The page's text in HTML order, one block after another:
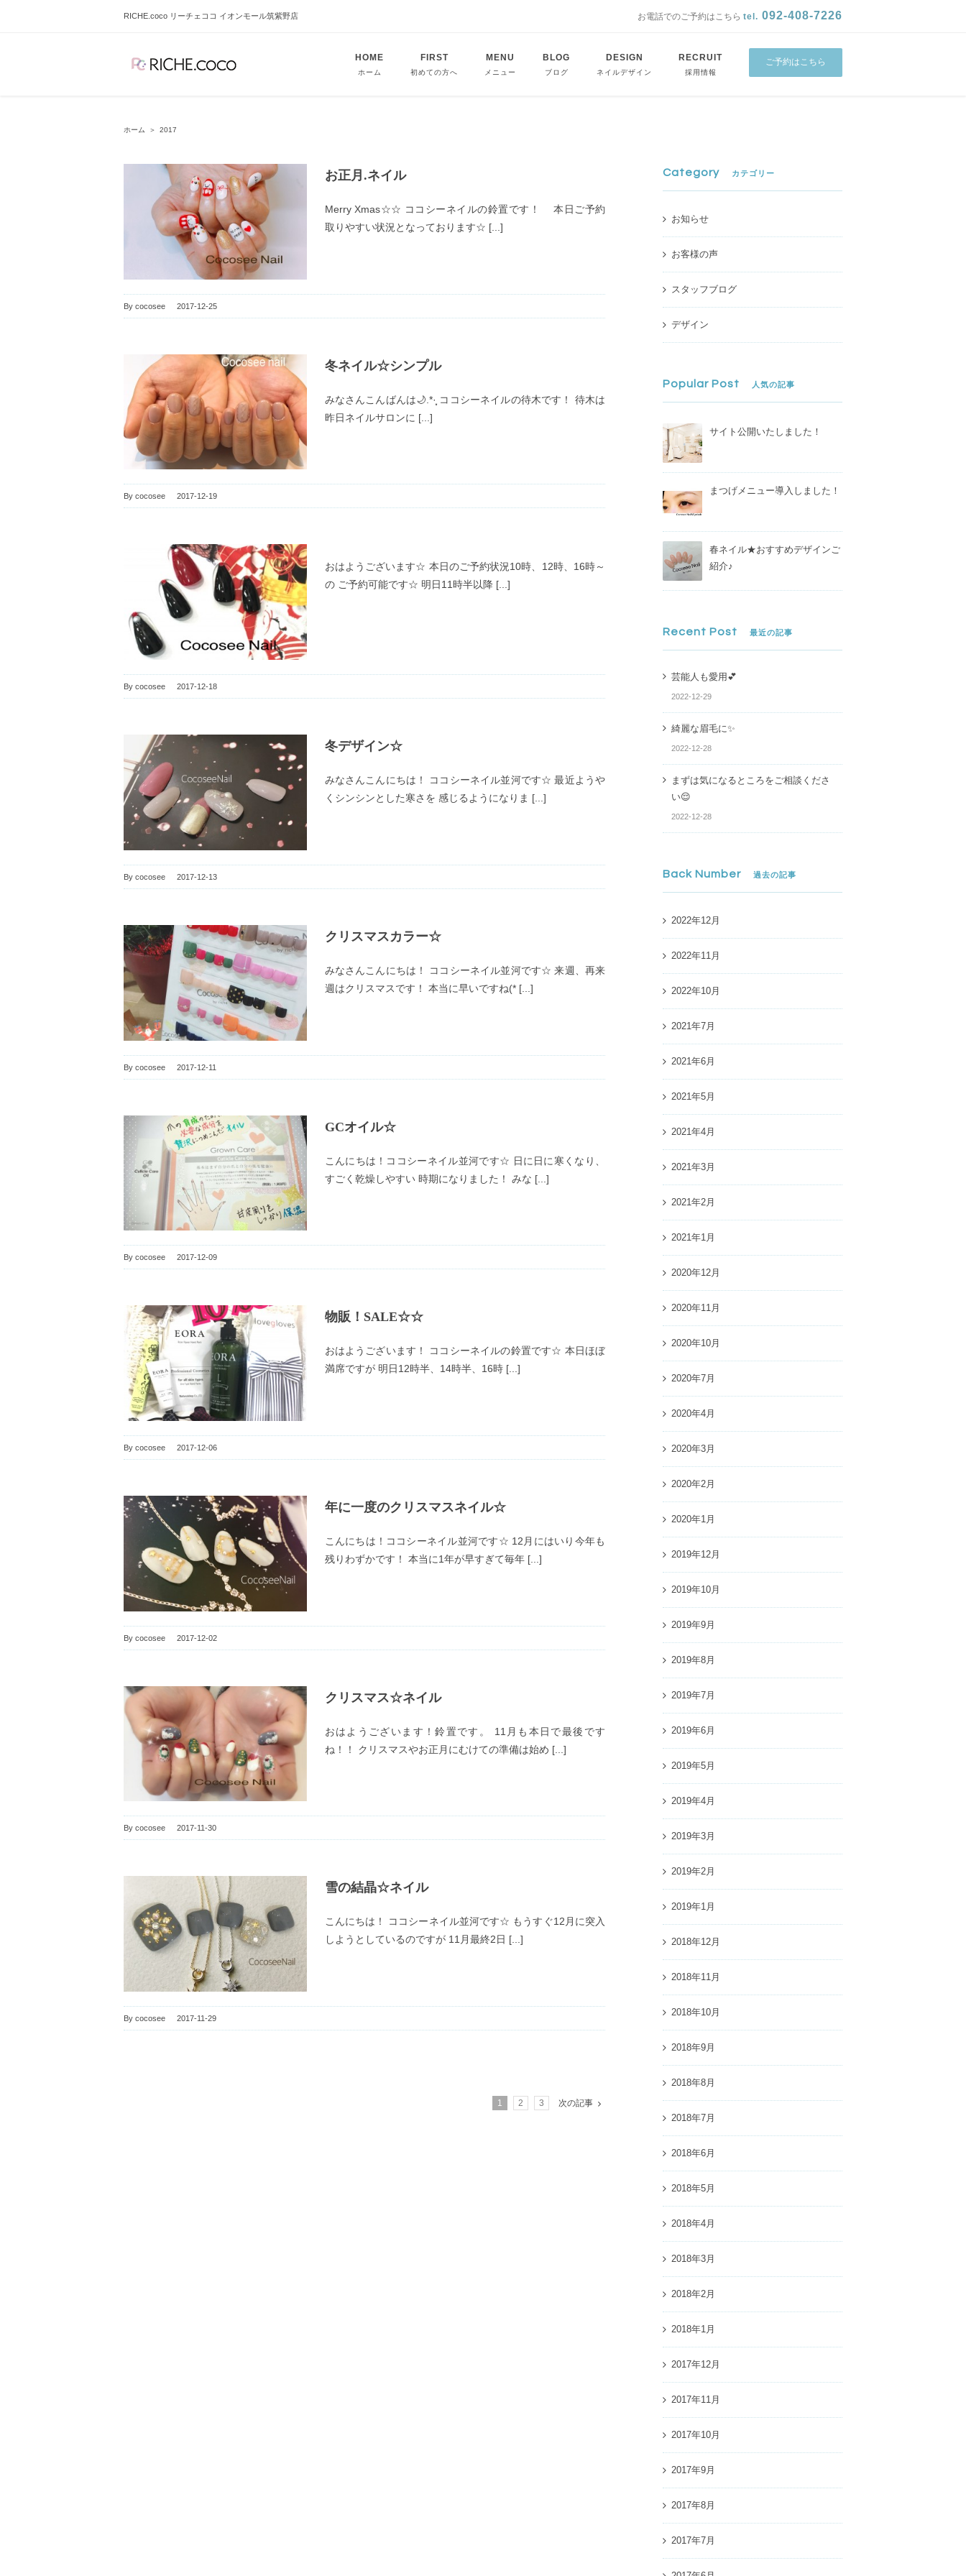
RICHE.coco リーチェココ イオンモール筑紫野店 お電話でのご予約はこちら tel. 092-408-7226
HOME
ホーム
FIRST
初めての方へ
MENU
メニュー
BLOG
ブログ
DESIGN
ネイルデザイン
RECRUIT
採用情報
CONTACT
ご予約はこちら
ホーム ＞ 2017
お正月.ネイル
Merry Xmas☆☆ ココシーネイルの鈴置です！ 本日ご予約
取りやすい状況となっております☆ [...]
By cocosee 2017-12-25
冬ネイル☆シンプル
みなさんこんばんは🌙.*·̩͙ ココシーネイルの待木です！ 待木は
昨日ネイルサロンに [...]
By cocosee 2017-12-19
おはようございます☆ 本日のご予約状況10時、12時、16時～
の ご予約可能です☆ 明日11時半以降 [...]
By cocosee 2017-12-18
冬デザイン☆
みなさんこんにちは！ ココシーネイル並河です☆ 最近ようや
くシンシンとした寒さを 感じるようになりま [...]
By cocosee 2017-12-13
クリスマスカラー☆
みなさんこんにちは！ ココシーネイル並河です☆ 来週、再来
週はクリスマスです！ 本当に早いですね(* [...]
By cocosee 2017-12-11
GCオイル☆
こんにちは！ココシーネイル並河です☆ 日に日に寒くなり、
すごく乾燥しやすい 時期になりました！ みな [...]
By cocosee 2017-12-09
物販！SALE☆☆
おはようございます！ ココシーネイルの鈴置です☆ 本日ほぼ
満席ですが 明日12時半、14時半、16時 [...]
By cocosee 2017-12-06
年に一度のクリスマスネイル☆
こんにちは！ココシーネイル並河です☆ 12月にはいり今年も
残りわずかです！ 本当に1年が早すぎて毎年 [...]
By cocosee 2017-12-02
クリスマス☆ネイル
おはようございます！鈴置です。 11月も本日で最後です
ね！！ クリスマスやお正月にむけての準備は始め [...]
By cocosee 2017-11-30
雪の結晶☆ネイル
こんにちは！ ココシーネイル並河です☆ もうすぐ12月に突入
しようとしているのですが 11月最終2日 [...]
By cocosee 2017-11-29
1 2 3 次の記事
Category カテゴリー
お知らせ
お客様の声
スタッフブログ
デザイン
Popular Post 人気の記事
サイト公開いたしました！
まつげメニュー導入しました！
春ネイル★おすすめデザインご
紹介♪
Recent Post 最近の記事
芸能人も愛用💕
2022-12-29
綺麗な眉毛に✨
2022-12-28
まずは気になるところをご相談くださ
い😌
2022-12-28
Back Number 過去の記事
2022年12月
2022年11月
2022年10月
2021年7月
2021年6月
2021年5月
2021年4月
2021年3月
2021年2月
2021年1月
2020年12月
2020年11月
2020年10月
2020年7月
2020年4月
2020年3月
2020年2月
2020年1月
2019年12月
2019年10月
2019年9月
2019年8月
2019年7月
2019年6月
2019年5月
2019年4月
2019年3月
2019年2月
2019年1月
2018年12月
2018年11月
2018年10月
2018年9月
2018年8月
2018年7月
2018年6月
2018年5月
2018年4月
2018年3月
2018年2月
2018年1月
2017年12月
2017年11月
2017年10月
2017年9月
2017年8月
2017年7月